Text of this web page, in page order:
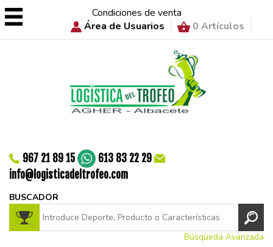
Condiciones de venta
Área de Usuarios
0 Artículos
967 21 89 15
613 83 22 29
info@logisticadeltrofeo.com
BUSCADOR
Búsqueda Avanzada